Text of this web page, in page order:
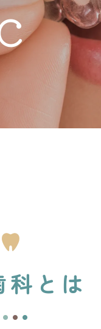
科とは